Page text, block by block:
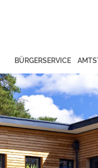
BÜRGERSERVICE